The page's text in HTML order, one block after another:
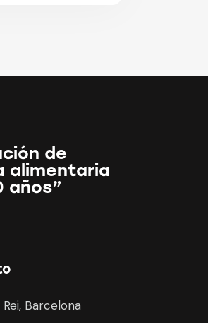
de
alimentaria
años”
Barcelona